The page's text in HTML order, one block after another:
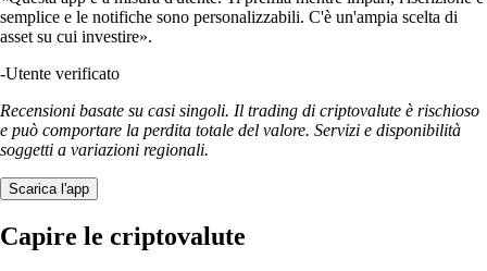
semplice e le notifiche sono personalizzabili. C'è un'ampia scelta di
asset su cui investire».
-Utente verificato
Recensioni basate su casi singoli. Il trading di criptovalute è rischioso
e può comportare la perdita totale del valore. Servizi e disponibilità
soggetti a variazioni regionali.
Scarica l'app
Capire le criptovalute